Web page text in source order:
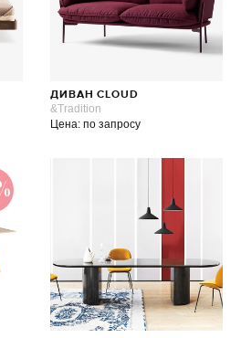
ДИВАН CLOUD
&Tradition
Цена: по запросу